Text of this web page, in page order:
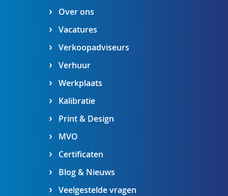
Over ons
Vacatures
Verkoopadviseurs
Verhuur
Werkplaats
Kalibratie
Print & Design
MVO
Certificaten
Blog & Nieuws
Veelgestelde vragen